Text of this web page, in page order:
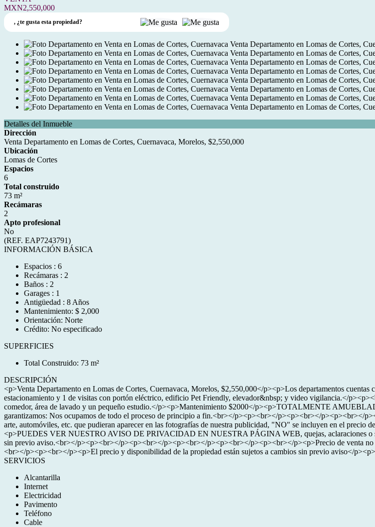
MXN2,550,000
, ¿te gusta esta propiedad?
Detalles del Inmueble
Dirección
Venta Departamento en Lomas de Cortes, Cuernavaca, Morelos, $2,550,000
Ubicación
Lomas de Cortes
Espacios
6
Total construido
73 m²
Recámaras
2
Apto profesional
No
(REF. EAP7243791)
INFORMACIÓN BÁSICA
Espacios : 6
Recámaras : 2
Baños : 2
Garages : 1
Antigüedad : 8 Años
Mantenimiento: $ 2,000
Orientación: Norte
Crédito: No especificado
SUPERFICIES
Total Construido: 73 m²
DESCRIPCIÓN
<p>Venta Departamento en Lomas de Cortes, Cuernavaca, Morelos, $2,550,000</p><p>Los departamentos
estacionamiento y 1 de visitas con portón eléctrico, edificio Pet Friendly, elevador&nbsp; y video vigilancia.</
comedor, área de lavado y un pequeño estudio.</p><p>Mantenimiento $2000</p><p>TOTALMENTE
garantizamos: Nos ocupamos de todo el proceso de principio a fin.<br></p><p><br></p><p><br></p><p><br></
arte, automóviles, etc. que pudieran aparecer en las fotografías de nuestra publicidad, "NO" se incluyen en el
<p>PUEDES VER NUESTRO AVISO DE PRIVACIDAD EN NUESTRA PÁGINA WEB, quejas, aclaraciones o
sin previo aviso.<br></p><p><br></p><p><br></p><p><br></p><p><br></p><p><br></p><p>Precio de venta
<br></p><p><br></p><p>El precio y disponibilidad de la propiedad están sujetos a cambios sin previo aviso</
SERVICIOS
Alcantarilla
Internet
Electricidad
Pavimento
Teléfono
Cable